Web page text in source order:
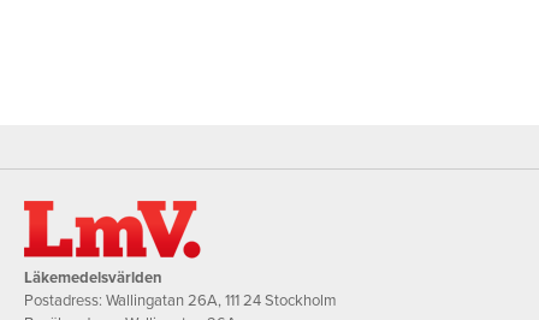
Läkemedelsvärlden
Postadress: Wallingatan 26A, 111 24 Stockholm